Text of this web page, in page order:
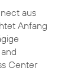
aus
Anfang
Center